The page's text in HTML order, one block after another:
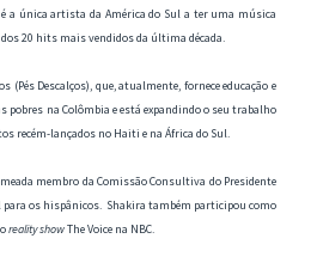
é a única artista da América do Sul a ter uma música
dos 20 hits mais vendidos da última década.
(Pés Descalços), que, atualmente, fornece educação e
pobres na Colômbia e está expandindo o seu trabalho
recém-lançados no Haiti e na África do Sul.
membro da Comissão Consultiva do Presidente
para os hispânicos. Shakira também participou como
reality showThe Voice na NBC.